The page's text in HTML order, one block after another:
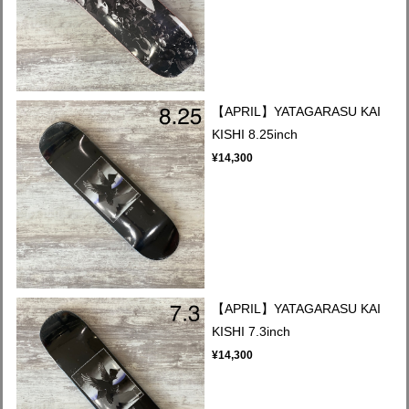
【APRIL】YATAGARASU KAI
KISHI 8.25inch
¥14,300
【APRIL】YATAGARASU KAI
KISHI 7.3inch
¥14,300